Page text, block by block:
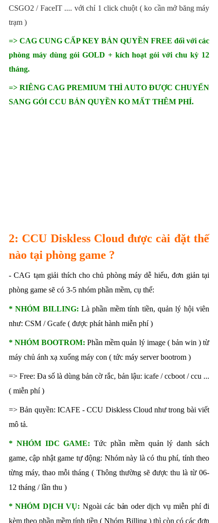
CSGO2 / FaceIT .... với chỉ 1 click chuột ( ko cần mở băng máy
trạm )
=> CAG CUNG CẤP KEY BẢN QUYỀN FREE đối với các
phòng máy dùng gói GOLD + kích hoạt gói với chu kỳ 12
tháng.
=> RIÊNG CAG PREMIUM THÌ AUTO ĐƯỢC CHUYỂN
SANG GÓI CCU BẢN QUYỀN KO MẤT THÊM PHÍ.
2: CCU Diskless Cloud được cài đặt thế
nào tại phòng game ?
- CAG tạm giải thích cho chủ phòng máy dễ hiểu, đơn giản tại
phòng game sẽ có 3-5 nhóm phần mềm, cụ thể:
* NHÓM BILLING: Là phần mềm tính tiền, quản lý hội viên
như: CSM / Gcafe ( được phát hành miễn phí )
* NHÓM BOOTROM: Phần mềm quản lý image ( bản win ) từ
máy chủ ánh xạ xuống máy con ( tức máy server bootrom )
=> Free: Đa số là dùng bản cờ rắc, bản lậu: icafe / ccboot / ccu ...
( miễn phí )
=> Bản quyền: ICAFE - CCU Diskless Cloud như trong bài viết
mô tả.
* NHÓM IDC GAME: Tức phần mềm quản lý danh sách
game, cập nhật game tự động: Nhóm này là có thu phí, tính theo
từng máy, thao mỗi tháng ( Thông thường sẽ được thu là từ 06-
12 tháng / lần thu )
* NHÓM DỊCH VỤ: Ngoài các bản oder dịch vụ miễn phí đi
kèm theo phần mềm tính tiền ( Nhóm Billing ) thì còn có các đơn